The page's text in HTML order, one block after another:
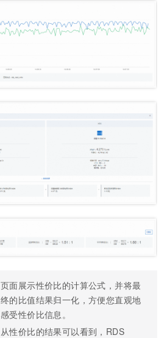
页面展示性价比的计算公式，并将最
终的比值结果归一化，方便您直观地
感受性价比信息。
从性价比的结果可以看到，RDS